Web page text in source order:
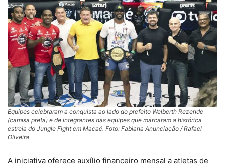
Equipes celebraram a conquista ao lado do prefeito Welberth Rezende
(camisa preta) e de integrantes das equipes que marcaram a histórica
estreia do Jungle Fight em Macaé. Foto: Fabiana Anunciação / Rafael
Oliveira
A iniciativa oferece auxílio financeiro mensal a atletas de